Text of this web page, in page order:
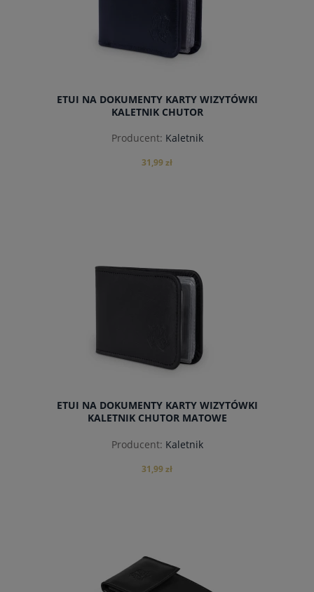
ETUI NA DOKUMENTY KARTY WIZYTÓWKI
KALETNIK CHUTOR
Producent: Kaletnik
31,99 zł
ETUI NA DOKUMENTY KARTY WIZYTÓWKI
KALETNIK CHUTOR MATOWE
Producent: Kaletnik
31,99 zł
powiadom o dostępności